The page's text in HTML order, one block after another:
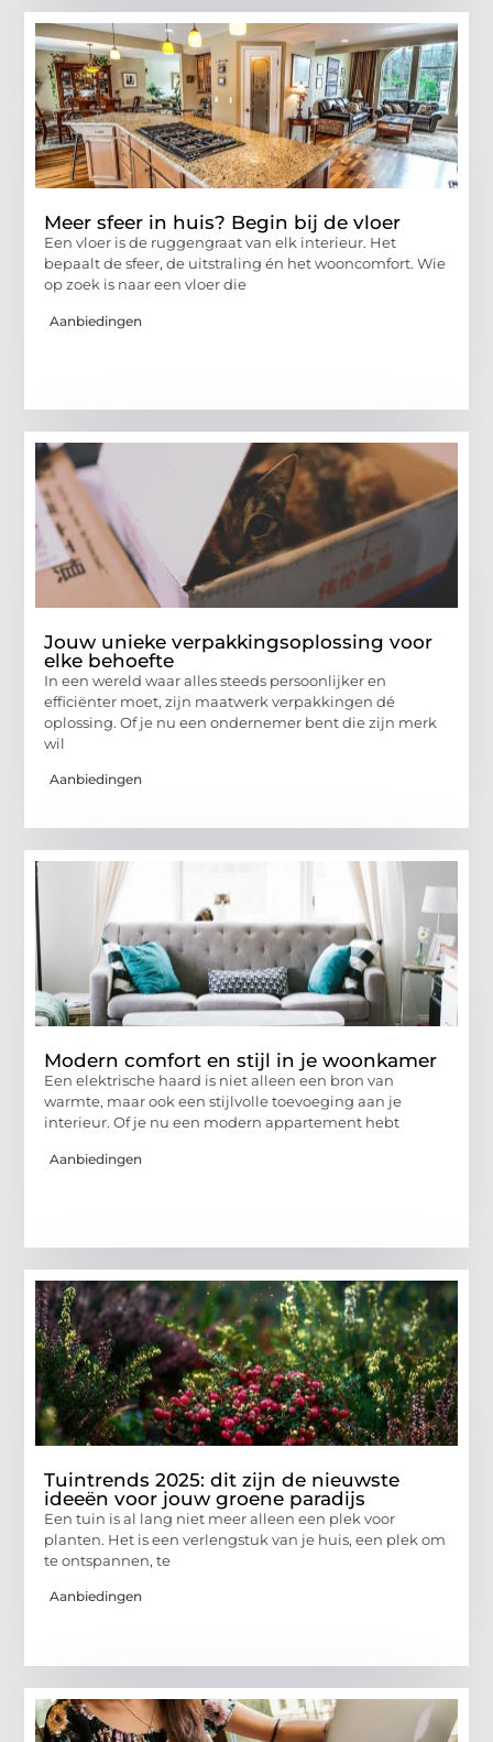
Meer sfeer in huis? Begin bij de vloer
Een vloer is de ruggengraat van elk interieur. Het
bepaalt de sfeer, de uitstraling én het wooncomfort. Wie
op zoek is naar een vloer die
Aanbiedingen
Jouw unieke verpakkingsoplossing voor
elke behoefte
In een wereld waar alles steeds persoonlijker en
efficiënter moet, zijn maatwerk verpakkingen dé
oplossing. Of je nu een ondernemer bent die zijn merk
wil
Aanbiedingen
Modern comfort en stijl in je woonkamer
Een elektrische haard is niet alleen een bron van
warmte, maar ook een stijlvolle toevoeging aan je
interieur. Of je nu een modern appartement hebt
Aanbiedingen
Tuintrends 2025: dit zijn de nieuwste
ideeën voor jouw groene paradijs
Een tuin is al lang niet meer alleen een plek voor
planten. Het is een verlengstuk van je huis, een plek om
te ontspannen, te
Aanbiedingen